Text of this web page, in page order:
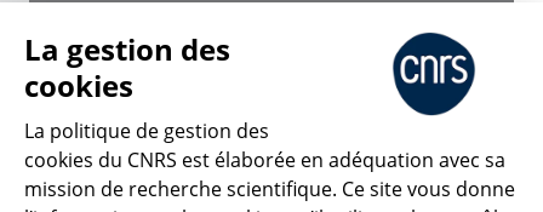
CNRS Le Mag
La gestion des
cookies
La politique de gestion des
cookies du CNRS est élaborée en adéquation avec sa
mission de recherche scientifique. Ce site vous donne